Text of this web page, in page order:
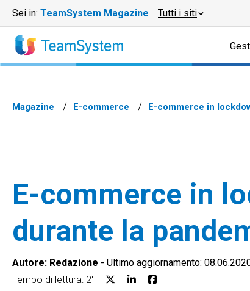
Sei in: TeamSystem Magazine Tutti i siti
Magazine E-commerce E-commerce in
E-commerce in
durante la
Autore: Redazione - Ultimo aggiornamento:
Tempo di lettura: 2'